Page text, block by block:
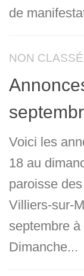
de
NON CLASSÉ
Voici les
18 au
paroisse
Villiers-sur-
septembre
Dimanche...